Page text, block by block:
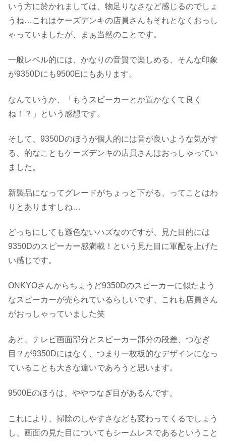
いう方に於かれましては、物足りなさなど感じるのでしょ
うね…これはケーズデンキの店員さんもそれとなくおっし
ゃっていましたが、まぁ当然のことです。
一般レベル的には、かなりの音質で楽しめる、そんな印象
が9350Dにも9500Eにもあります。
なんていうか、「もうスピーカーとか置かなくて良く
ね！？」という感想です。
そして、9350Dのほうが個人的には音が良いような気がす
る、的なこともケーズデンキの店員さんはおっしゃってい
ました。
新製品になってグレードがちょっと下がる、ってことはわ
りとありますしね…
どっちにしても遜色ないハズなのですが、見た目的には
9350Dのスピーカー感満載！という見た目に軍配を上げた
い感じです。
ONKYOさんからちょうど9350Dのスピーカーに似たよう
なスピーカーが売られているらしいです、これも店員さん
がおっしゃっていました笑
あと、テレビ画面部分とスピーカー部分の段差、つなぎ
目？が9350Dにはなく、つまり一枚板的なデザインになっ
ていることも大きな違いであろうと思います。
9500Eのほうは、ややつなぎ目があるんです。
これにより、掃除のしやすさなども変わってくるでしょう
し、画面の見た目についてもシームレスであるということ